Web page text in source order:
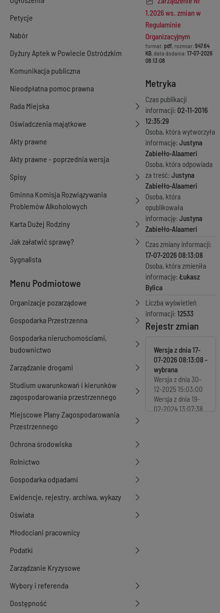
Petycje
Nabór
Dyżury Aptek w Powiecie Ostródzkim
Komunikacja publiczna
Nieodpłatna pomoc prawna
Rada Miejska
Oświadczenia majątkowe
Akty prawne
Akty prawne - poprzednia wersja
Spisy
Gminna Komisja Rozwiązywania
Problemów Alkoholowych
Karta Dużej Rodziny
Jak załatwić sprawę?
Sygnalista
Menu Podmiotowe
Organizacje pozarządowe
Gospodarka Przestrzenna
Gospodarka nieruchomościami,
budownictwo
Zarządzanie drogami
Studium uwarunkowań i kierunków
zagospodarowania przestrzennego
Miejscowe Plany Zagospodarowania
Przestrzennego
Ochrona środowiska
Rolnictwo
Gospodarka odpadami
Ewidencje, rejestry, archiwa, wykazy
Oświata
Młodociani pracownicy
Podatki
Zarządzanie Kryzysowe
Wybory i referenda
Dostępność
1.2026 ws. zmian w
Regulaminie
Organizacyjnym
format: pdf, rozmiar: 947.64
KB, data dodania: 17-07-2026
08:13:08
Metryka
Czas publikacji
informacji: 02-11-2016
12:35:29
Osoba, która wytworzyła
informację: Justyna
Zabiełło-Alaameri
Osoba, która odpowiada
za treść: Justyna
Zabiełło-Alaameri
Osoba, która
opublikowała
informację: Justyna
Zabiełło-Alaameri
Czas zmiany informacji:
17-07-2026 08:13:08
Osoba, która zmieniła
informację: Łukasz
Bylica
Liczba wyświetleń
informacji: 12533
Rejestr zmian
Wersja z dnia17-
07-2026 08:13:08
Wersja z dnia 30-
12-2025 15:03:00
Wersja z dnia 19-
02-2024 13:07:38